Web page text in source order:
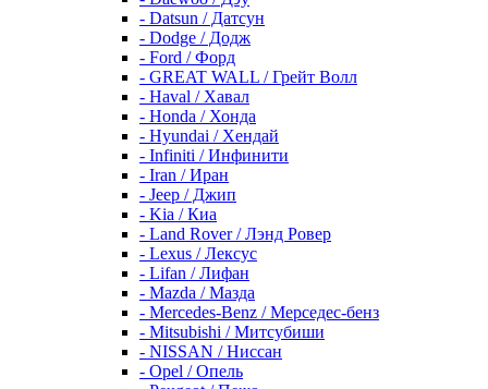
- Datsun / Датсун
- Dodge / Додж
- Ford / Форд
- GREAT WALL / Грейт Волл
- Haval / Хавал
- Honda / Хонда
- Hyundai / Хендай
- Infiniti / Инфинити
- Iran / Иран
- Jeep / Джип
- Kia / Киа
- Land Rover / Лэнд Ровер
- Lexus / Лексус
- Lifan / Лифан
- Mazda / Мазда
- Mercedes-Benz / Мерседес-бенз
- Mitsubishi / Митсубиши
- NISSAN / Ниссан
- Opel / Опель